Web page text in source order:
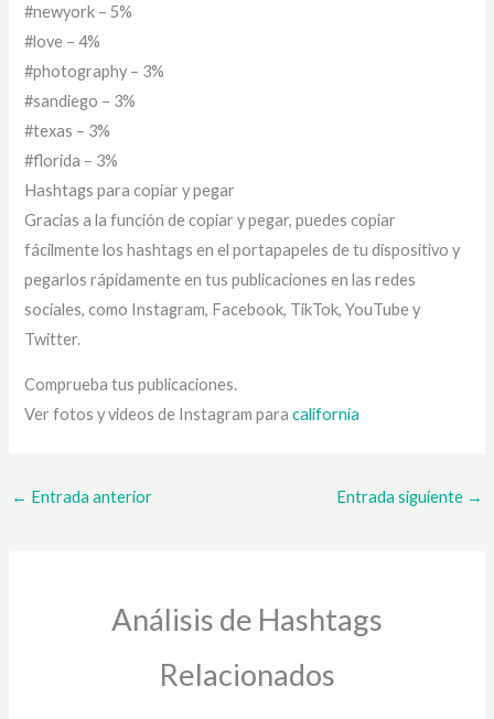
#newyork – 5%
#love – 4%
#photography – 3%
#sandiego – 3%
#texas – 3%
#florida – 3%
Hashtags para copiar y pegar
Gracias a la función de copiar y pegar, puedes copiar
fácilmente los hashtags en el portapapeles de tu dispositivo y
pegarlos rápidamente en tus publicaciones en las redes
sociales, como Instagram, Facebook, TikTok, YouTube y
Twitter.
Comprueba tus publicaciones.
Ver fotos y videos de Instagram paracalifornia
← Entrada anterior Entrada siguiente →
Análisis de Hashtags
Relacionados